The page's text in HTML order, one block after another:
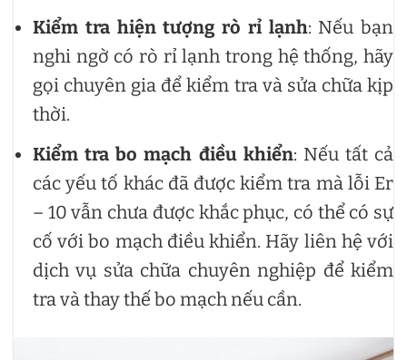
Kiểm tra hiện tượng rò rỉ lạnh: Nếu bạn
nghi ngờ có rò rỉ lạnh trong hệ thống, hãy
gọi chuyên gia để kiểm tra và sửa chữa kịp
thời.
Kiểm tra bo mạch điều khiển: Nếu tất cả
các yếu tố khác đã được kiểm tra mà lỗi Er
– 10 vẫn chưa được khắc phục, có thể có sự
cố với bo mạch điều khiển. Hãy liên hệ với
dịch vụ sửa chữa chuyên nghiệp để kiểm
tra và thay thế bo mạch nếu cần.